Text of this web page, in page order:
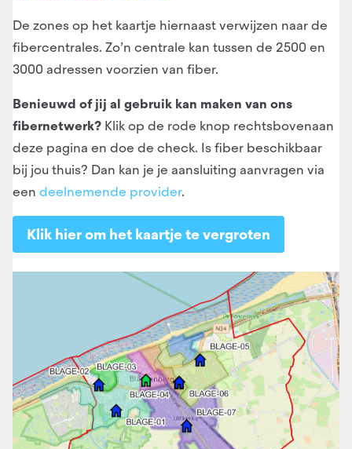
De zones op het kaartje hiernaast verwijzen naar de
fibercentrales. Zo’n centrale kan tussen de 2500 en
3000 adressen voorzien van fiber.
Benieuwd of jij al gebruik kan maken van ons
fibernetwerk? Klik op de rode knop rechtsbovenaan
deze pagina en doe de check. Is fiber beschikbaar
bij jou thuis? Dan kan je je aansluiting aanvragen via
een deelnemende provider.
Klik hier om het kaartje te vergroten